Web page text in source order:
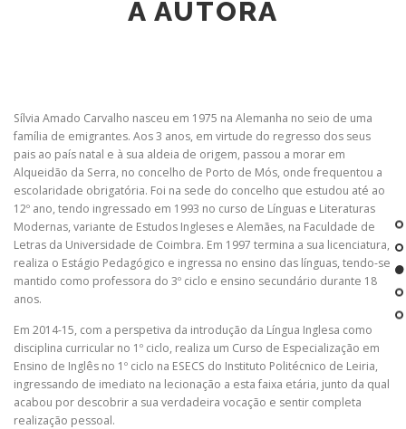
A AUTORA
Sílvia Amado Carvalho nasceu em 1975 na Alemanha no seio de uma
família de emigrantes. Aos 3 anos, em virtude do regresso dos seus
pais ao país natal e à sua aldeia de origem, passou a morar em
Alqueidão da Serra, no concelho de Porto de Mós, onde frequentou a
escolaridade obrigatória. Foi na sede do concelho que estudou até ao
12º ano, tendo ingressado em 1993 no curso de Línguas e Literaturas
Modernas, variante de Estudos Ingleses e Alemães, na Faculdade de
Letras da Universidade de Coimbra. Em 1997 termina a sua licenciatura,
realiza o Estágio Pedagógico e ingressa no ensino das línguas, tendo-se
mantido como professora do 3º ciclo e ensino secundário durante 18
anos.
Em 2014-15, com a perspetiva da introdução da Língua Inglesa como
disciplina curricular no 1º ciclo, realiza um Curso de Especialização em
Ensino de Inglês no 1º ciclo na ESECS do Instituto Politécnico de Leiria,
ingressando de imediato na lecionação a esta faixa etária, junto da qual
acabou por descobrir a sua verdadeira vocação e sentir completa
realização pessoal.